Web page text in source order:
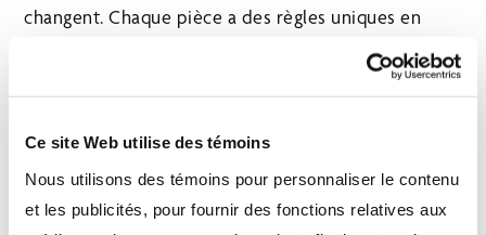
Ce site Web utilise des témoins
Nous utilisons des témoins pour personnaliser le contenu
et les publicités, pour fournir des fonctions relatives aux
changent. Chaque pièce a des règles uniques en
matière de preuves d’enjeu, il est donc important de
comprendre les minimums, les engagements de
Apprenez-en davantage sur l’Ethereum
façon dont nous le rendons abordable et accessible
à chaque investisseur.